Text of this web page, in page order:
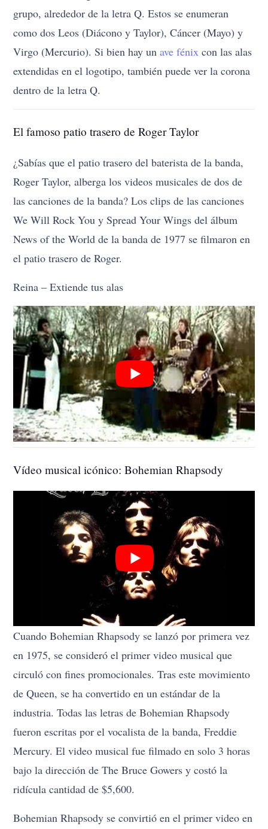
grupo, alrededor de la letra Q. Estos se enumeran
como dos Leos (Diácono y Taylor), Cáncer (Mayo) y
Virgo (Mercurio). Si bien hay unave fénix con las alas
extendidas en el logotipo, también puede ver la corona
dentro de la letra Q.
El famoso patio trasero de Roger Taylor
¿Sabías que el patio trasero del baterista de la banda,
Roger Taylor, alberga los videos musicales de dos de
las canciones de la banda? Los clips de las canciones
We Will Rock You y Spread Your Wings del álbum
News of the World de la banda de 1977 se filmaron en
el patio trasero de Roger.
Reina – Extiende tus alas
Vídeo musical icónico: Bohemian Rhapsody
Cuando Bohemian Rhapsody se lanzó por primera vez
en 1975, se consideró el primer video musical que
circuló con fines promocionales. Tras este movimiento
de Queen, se ha convertido en un estándar de la
industria. Todas las letras de Bohemian Rhapsody
fueron escritas por el vocalista de la banda, Freddie
Mercury. El video musical fue filmado en solo 3 horas
bajo la dirección de The Bruce Gowers y costó la
ridícula cantidad de $5,600.
Bohemian Rhapsody se convirtió en el primer video en